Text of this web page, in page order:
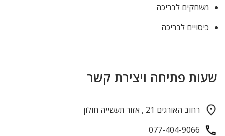
משחקים לבריכה
כיסויים לבריכה
שעות פתיחה ויצירת קשר
רחוב האורגים 21 , אזור תעשייה חולון
077-404-9066